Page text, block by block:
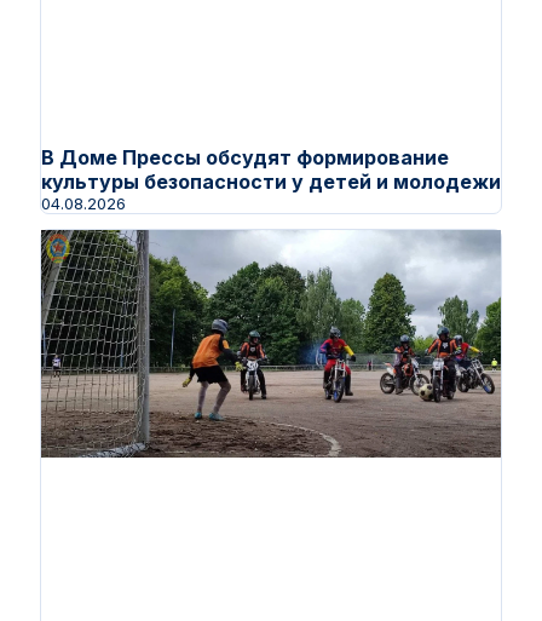
В Доме Прессы обсудят формирование
культуры безопасности у детей и молодежи
04.08.2026